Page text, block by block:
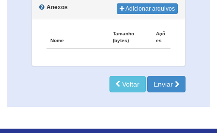
Anexos Adicionar arquivos
Nome
Tamanho
(bytes)
Açõ
es
Voltar Enviar